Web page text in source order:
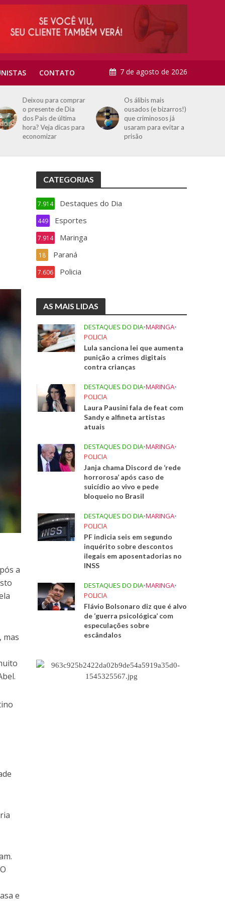
CONTATO 7 de agosto de 2026
Deixou para comprar
o presente de Dia
dos Pais de última
hora? Veja dicas para
economizar
Os álibis mais
ousados (e bizarros!)
que criminosos já
usaram para evitar a
prisão
a
mas
e
CATEGORIAS
Destaques do Dia
7.914
Esportes
449
Maringa
7.914
Paraná
18
Policia
7.606
AS MAIS LIDAS
DESTAQUES DO DIA•MARINGA•
POLICIA
Lula sanciona lei que aumenta
punição a crimes digitais
contra crianças
DESTAQUES DO DIA•MARINGA•
POLICIA
Laura Pausini fala de feat com
Sandy e alfineta artistas
atuais
DESTAQUES DO DIA•MARINGA•
POLICIA
Janja chama Discord de ‘rede
horrorosa’ após caso de
suicídio ao vivo e pede
bloqueio no Brasil
DESTAQUES DO DIA•MARINGA•
POLICIA
PF indicia seis em segundo
inquérito sobre descontos
ilegais em aposentadorias no
INSS
DESTAQUES DO DIA•MARINGA•
POLICIA
Flávio Bolsonaro diz que é alvo
de ‘guerra psicológica’ com
especulações sobre
escândalos